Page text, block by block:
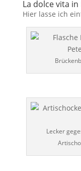
La dolce vita in
Hier lasse ich
Lecker